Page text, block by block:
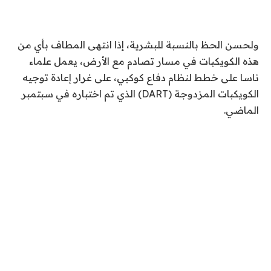
ولحسن الحظ بالنسبة للبشرية، إذا انتهى المطاف بأي من
هذه الكويكبات في مسار تصادم مع الأرض، يعمل علماء
ناسا على خطط لنظام دفاع كوكبي، على غرار إعادة توجيه
الكويكبات المزدوجة (DART) الذي تم اختباره في سبتمبر
الماضي.